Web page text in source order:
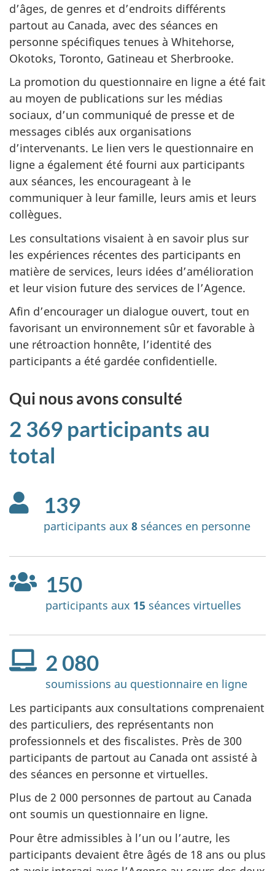
d’âges, de genres et d’endroits différents
partout au Canada, avec des séances en
personne spécifiques tenues à Whitehorse,
Okotoks, Toronto, Gatineau et Sherbrooke.
La promotion du questionnaire en ligne a été fait
au moyen de publications sur les médias
sociaux, d’un communiqué de presse et de
messages ciblés aux organisations
d’intervenants. Le lien vers le questionnaire en
ligne a également été fourni aux participants
aux séances, les encourageant à le
communiquer à leur famille, leurs amis et leurs
collègues.
Les consultations visaient à en savoir plus sur
les expériences récentes des participants en
matière de services, leurs idées d’amélioration
et leur vision future des services de l’Agence.
Afin d’encourager un dialogue ouvert, tout en
favorisant un environnement sûr et favorable à
une rétroaction honnête, l’identité des
participants a été gardée confidentielle.
Qui nous avons consulté
2 369 participants au
total
139
participants aux 8 séances en personne
150
participants aux 15 séances virtuelles
2 080
soumissions au questionnaire en ligne
Les participants aux consultations comprenaient
des particuliers, des représentants non
professionnels et des fiscalistes. Près de 300
participants de partout au Canada ont assisté à
des séances en personne et virtuelles.
Plus de 2 000 personnes de partout au Canada
ont soumis un questionnaire en ligne.
Pour être admissibles à l’un ou l’autre, les
participants devaient être âgés de 18 ans ou plus